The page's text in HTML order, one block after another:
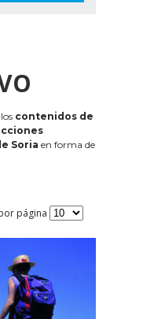
contenidos de
Soria en forma de
página